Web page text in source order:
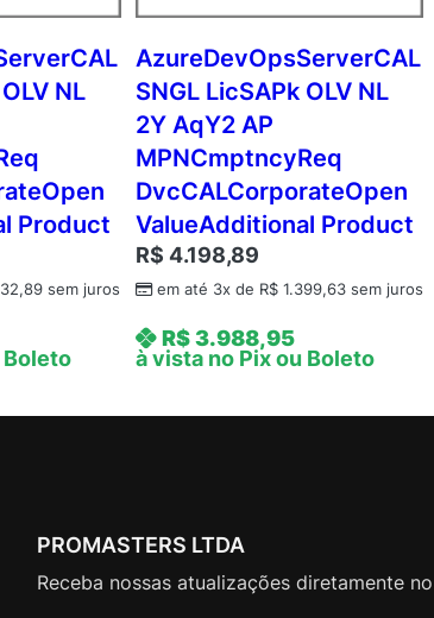
q
Y
1
A
c
d
m
c
A
P
c
a
O
e
NL
Product
sem juros
Boleto
AzureDevOpsServerCAL
SNGL LicSAPk OLV NL
2Y AqY2 AP
MPNCmptncyReq
DvcCALCorporateOpen
ValueAdditional Product
R$ 4.198,89
em até 3x de R$1.399,63sem juros
R$3.988,95
à vista no Pix ou Boleto
PROMASTERS LTDA
Receba nossas atualizações diretamente